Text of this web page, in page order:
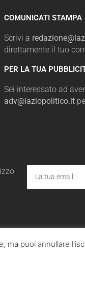
COMUNICATI STAMPA
Scrivi a
direttamente il tuo
PER LA TUA
Sei interessato ad
adv@laziopolitico.it
ma puoi annullare